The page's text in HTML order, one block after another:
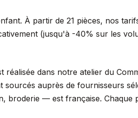
À partir de 21 pièces, nos
(jusqu'à -40% sur les
dans notre atelier du
sourcés auprès de fournisseurs
broderie — est française. Chaque